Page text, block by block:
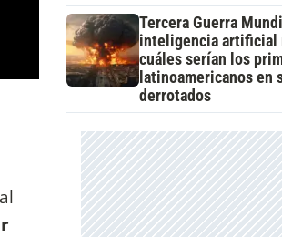
Tercera Guerra
inteligencia artificial
cuáles serían los
latinoamericanos en
derrotados